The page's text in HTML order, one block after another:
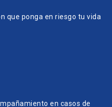
que ponga en riesgo tu vida
en casos de